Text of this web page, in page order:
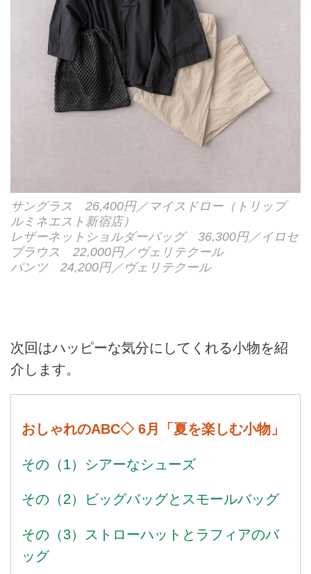
サングラス 26,400円／マイスドロー（トリップ
ルミネエスト新宿店）
レザーネットショルダーバッグ 36,300円／イロセ
ブラウス 22,000円／ヴェリテクール
パンツ 24,200円／ヴェリテクール
次回はハッピーな気分にしてくれる小物を紹
介します。
おしゃれのABC◇ 6月「夏を楽しむ小物」
その（1）シアーなシューズ
その（2）ビッグバッグとスモールバッグ
その（3）ストローハットとラフィアのバ
ッグ